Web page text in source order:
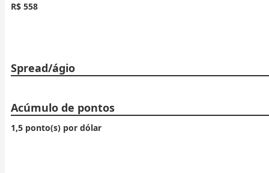
R$ 558
Spread/ágio
Acúmulo de pontos
1,5 ponto(s) por dólar